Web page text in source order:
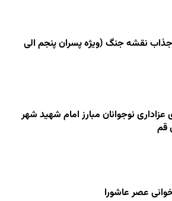
نقشه جنگ (ویژه پسران پنجم الی
نوجوانان مبارز امام شهید شهر
قم
عصر عاشورا